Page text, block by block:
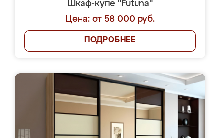
Шкаф-купе "Futuna"
Цена: от 58 000 руб.
ПОДРОБНЕЕ